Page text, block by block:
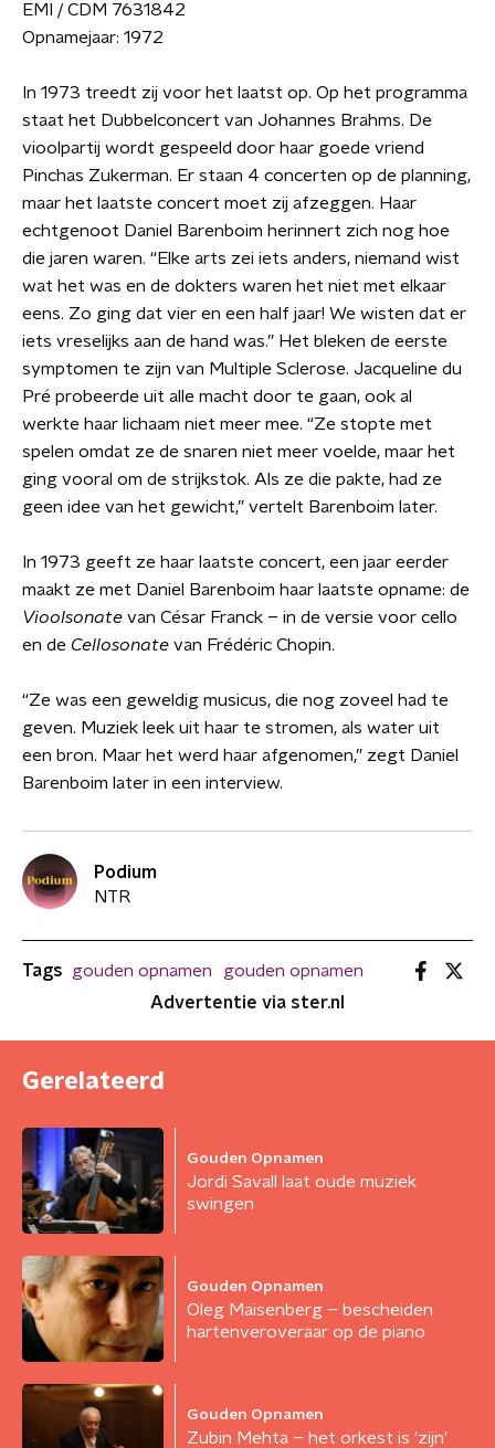
EMI / CDM 7631842
Opnamejaar: 1972
In 1973 treedt zij voor het laatst op. Op het programma
staat het Dubbelconcert van Johannes Brahms. De
vioolpartij wordt gespeeld door haar goede vriend
Pinchas Zukerman. Er staan 4 concerten op de planning,
maar het laatste concert moet zij afzeggen. Haar
echtgenoot Daniel Barenboim herinnert zich nog hoe
die jaren waren. “Elke arts zei iets anders, niemand wist
wat het was en de dokters waren het niet met elkaar
eens. Zo ging dat vier en een half jaar! We wisten dat er
iets vreselijks aan de hand was.” Het bleken de eerste
symptomen te zijn van Multiple Sclerose. Jacqueline du
Pré probeerde uit alle macht door te gaan, ook al
werkte haar lichaam niet meer mee. “Ze stopte met
spelen omdat ze de snaren niet meer voelde, maar het
ging vooral om de strijkstok. Als ze die pakte, had ze
geen idee van het gewicht,” vertelt Barenboim later.
In 1973 geeft ze haar laatste concert, een jaar eerder
maakt ze met Daniel Barenboim haar laatste opname: de
Vioolsonate van César Franck – in de versie voor cello
en de Cellosonate van Frédéric Chopin.
“Ze was een geweldig musicus, die nog zoveel had te
geven. Muziek leek uit haar te stromen, als water uit
een bron. Maar het werd haar afgenomen,” zegt Daniel
Barenboim later in een interview.
Podium
NTR
Tags gouden opnamen
gouden opnamen
Advertentie via ster.nl
Gerelateerd
Gouden Opnamen
Jordi Savall laat oude muziek
swingen
Gouden Opnamen
Oleg Maisenberg – bescheiden
hartenveroveraar op de piano
Gouden Opnamen
Zubin Mehta – het orkest is 'zijn'